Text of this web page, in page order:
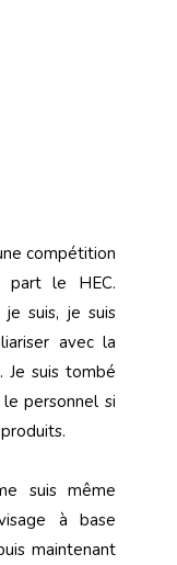
compétition
part le HEC.
suis, je suis
avec la
Je suis tombé
personnel si
suis même
à base
maintenant